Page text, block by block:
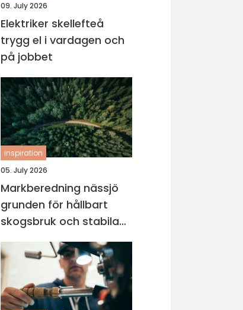
09. July 2026
Elektriker skellefteå
trygg el i vardagen och
på jobbet
inspiration
05. July 2026
Markberedning nässjö
grunden för hållbart
skogsbruk och stabila
markprojekt